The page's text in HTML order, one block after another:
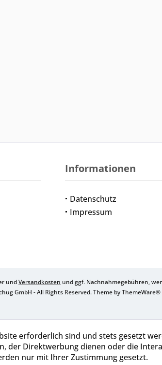
Informationen
Datenschutz
Impressum
undVersandkosten und ggf. Nachnahmegebühren,
GmbH - All Rights Reserved. Theme byThemeWare®
erforderlich sind und stets gesetzt
der Direktwerbung dienen oder die
nur mit Ihrer Zustimmung gesetzt.